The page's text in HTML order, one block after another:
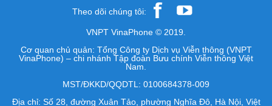
Theo dõi chúng tôi:
VNPT VinaPhone © 2019.
Cơ quan chủ quản: Tổng Công ty Dịch vụ Viễn thông (VNPT
VinaPhone) – chi nhánh Tập đoàn Bưu chính Viễn thông Việt
Nam.
MST/ĐKKD/QQDTL: 0100684378-009
Địa chỉ: Số 28, đường Xuân Tảo, phường Nghĩa Đô, Hà Nội, Việt